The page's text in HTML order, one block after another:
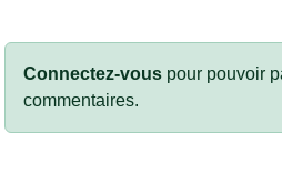
Connectez-vous pour pouvoir
commentaires.